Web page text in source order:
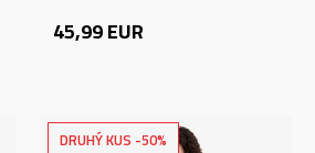
45,99EUR
DRUHÝ KUS -50%